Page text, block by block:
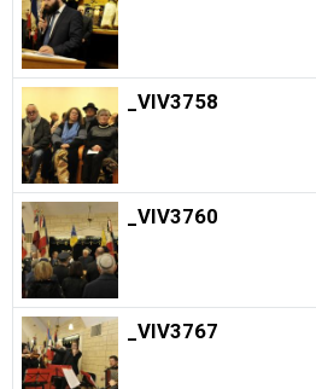
_VIV3758
_VIV3760
_VIV3767